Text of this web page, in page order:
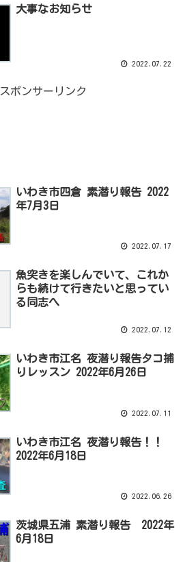
大事なお知らせ
2022.07.22
スポンサーリンク
いわき市四倉 素潜り報告 2022
年7月3日
2022.07.17
魚突きを楽しんでいて、これか
らも続けて行きたいと思ってい
る同志へ
2022.07.12
いわき市江名 夜潜り報告タコ捕
りレッスン 2022年6月26日
2022.07.11
いわき市江名 夜潜り報告！！
2022年6月18日
2022.06.26
茨城県五浦 素潜り報告 2022年
6月18日